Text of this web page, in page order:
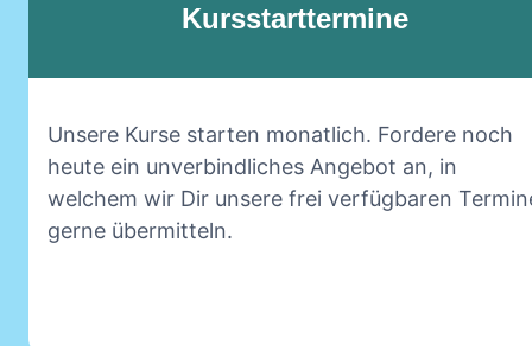
Kursstarttermine
Unsere Kurse starten monatlich. Fordere noch
heute ein unverbindliches Angebot an, in
welchem wir Dir unsere frei verfügbaren
gerne übermitteln.